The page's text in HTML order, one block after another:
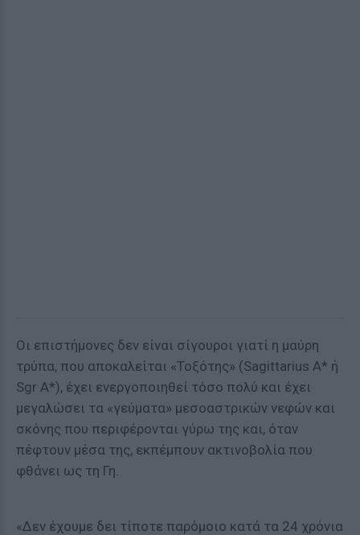
Οι επιστήμονες δεν είναι σίγουροι γιατί η μαύρη
τρύπα, που αποκαλείται «Τοξότης» (Sagittarius A* ή
Sgr A*), έχει ενεργοποιηθεί τόσο πολύ και έχει
μεγαλώσει τα «γεύματα» μεσοαστρικών νεφών και
σκόνης που περιφέρονται γύρω της και, όταν
πέφτουν μέσα της, εκπέμπουν ακτινοβολία που
φθάνει ως τη Γη.
«Δεν έχουμε δει τίποτε παρόμοιο κατά τα 24 χρόνια